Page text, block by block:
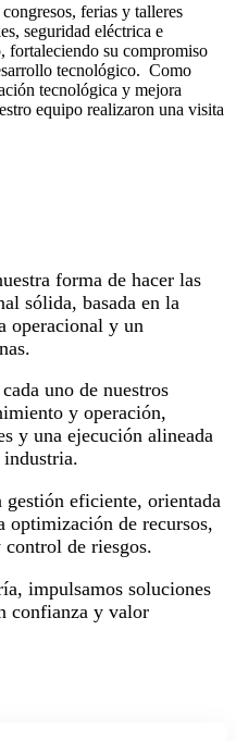
ferias y talleres
seguridad eléctrica e
su compromiso
tecnológico. Como
tecnológica y mejora
equipo realizaron una visita
forma de hacer las
sólida, basada en la
operacional y un
uno de nuestros
y operación,
y una ejecución alineada
industria.
gestión eficiente, orientada
optimización de recursos,
de riesgos.
impulsamos soluciones
confianza y valor